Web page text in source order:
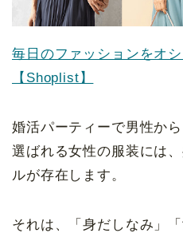
毎日のファッションをオ
【Shoplist】
婚活パーティーで男性か
選ばれる女性の服装には
ルが存在します。
それは、「身だしなみ」